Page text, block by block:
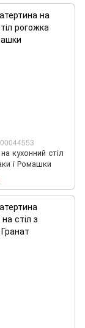
кухонний стіл
і Ромашки